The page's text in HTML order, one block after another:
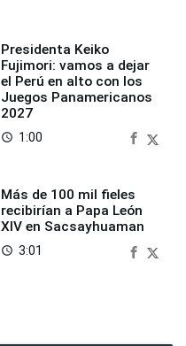
Presidenta Keiko
Fujimori: vamos a dejar
el Perú en alto con los
Juegos Panamericanos
2027
access_time 1:00
Más de 100 mil fieles
recibirían a Papa León
XIV en Sacsayhuaman
access_time 3:01